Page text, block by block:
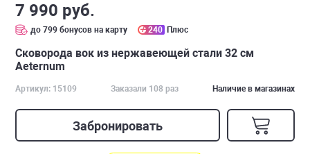
7 990 руб.
до 799 бонусов на карту 240 Плюс
Сковорода вок из нержавеющей стали 32 см
Aeternum
Артикул: 15109 Заказали 108 раз Наличие в магазинах
Забронировать